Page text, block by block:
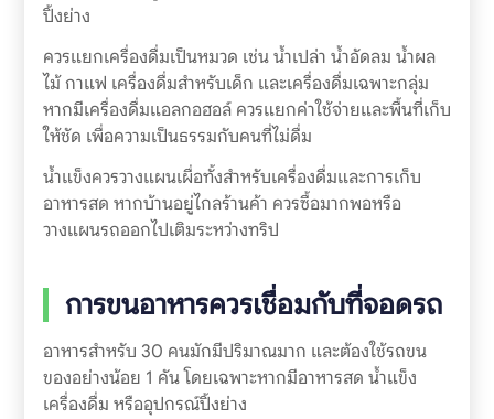
ปิ้งย่าง
ควรแยกเครื่องดื่มเป็นหมวด เช่น น้ำเปล่า น้ำอัดลม น้ำผล
ไม้ กาแฟ เครื่องดื่มสำหรับเด็ก และเครื่องดื่มเฉพาะกลุ่ม
หากมีเครื่องดื่มแอลกอฮอล์ ควรแยกค่าใช้จ่ายและพื้นที่เก็บ
ให้ชัด เพื่อความเป็นธรรมกับคนที่ไม่ดื่ม
น้ำแข็งควรวางแผนเผื่อทั้งสำหรับเครื่องดื่มและการเก็บ
อาหารสด หากบ้านอยู่ไกลร้านค้า ควรซื้อมากพอหรือ
วางแผนรถออกไปเติมระหว่างทริป
การขนอาหารควรเชื่อมกับที่จอดรถ
อาหารสำหรับ 30 คนมักมีปริมาณมาก และต้องใช้รถขน
ของอย่างน้อย 1 คัน โดยเฉพาะหากมีอาหารสด น้ำแข็ง
เครื่องดื่ม หรืออุปกรณ์ปิ้งย่าง